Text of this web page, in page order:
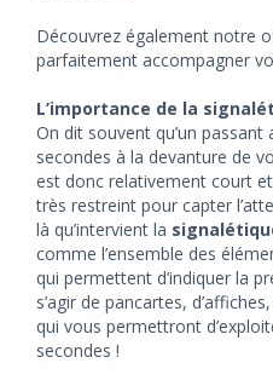
Découvrez également notre
parfaitement accompagner
L’importance de la
On dit souvent qu’un
secondes à la devanture de
est donc relativement court
très restreint pour capter
là qu’intervient la
comme l’ensemble des
qui permettent d’indiquer la
s’agir de pancartes,
qui vous permettront
secondes !